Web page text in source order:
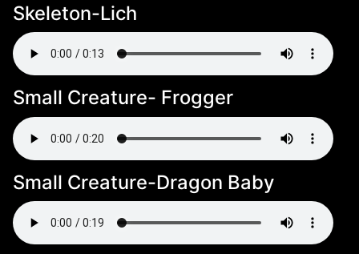
Skeleton-Lich
Small Creature- Frogger
Small Creature-Dragon Baby